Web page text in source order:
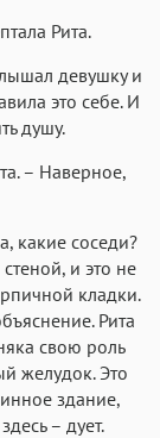
Рита.
девушку и
это себе. И
душу.
– Наверное,
какие соседи?
и это не
кладки.
Рита
свою роль
желудок. Это
здание,
– дует.